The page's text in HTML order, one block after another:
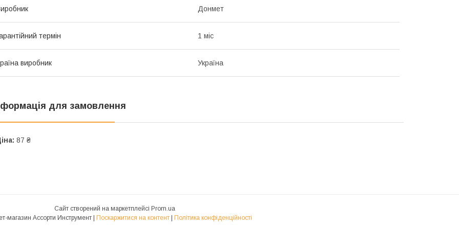
Донмет
термін 1 міс
виробник Україна
для замовлення
87 ₴
Сайт створений на маркетплейсі Prom.ua
Интернет-магазин Ассорти Инструмент | Поскаржитися на контент | Політика конфіденційності